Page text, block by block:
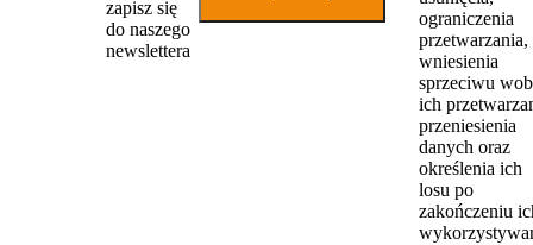
zapisz się
do naszego
newslettera
ograniczenia
przetwarzania,
wniesienia
sprzeciwu
ich
przeniesienia
danych oraz
określenia ich
losu po
zakończeniu